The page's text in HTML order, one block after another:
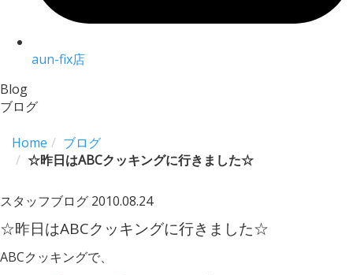
aun-fix店
Blog
ブログ
Home
ブログ
☆昨日はABCクッキングに行きました☆
スタッフブログ 2010.08.24
☆昨日はABCクッキングに行きました☆
ABCクッキングで、